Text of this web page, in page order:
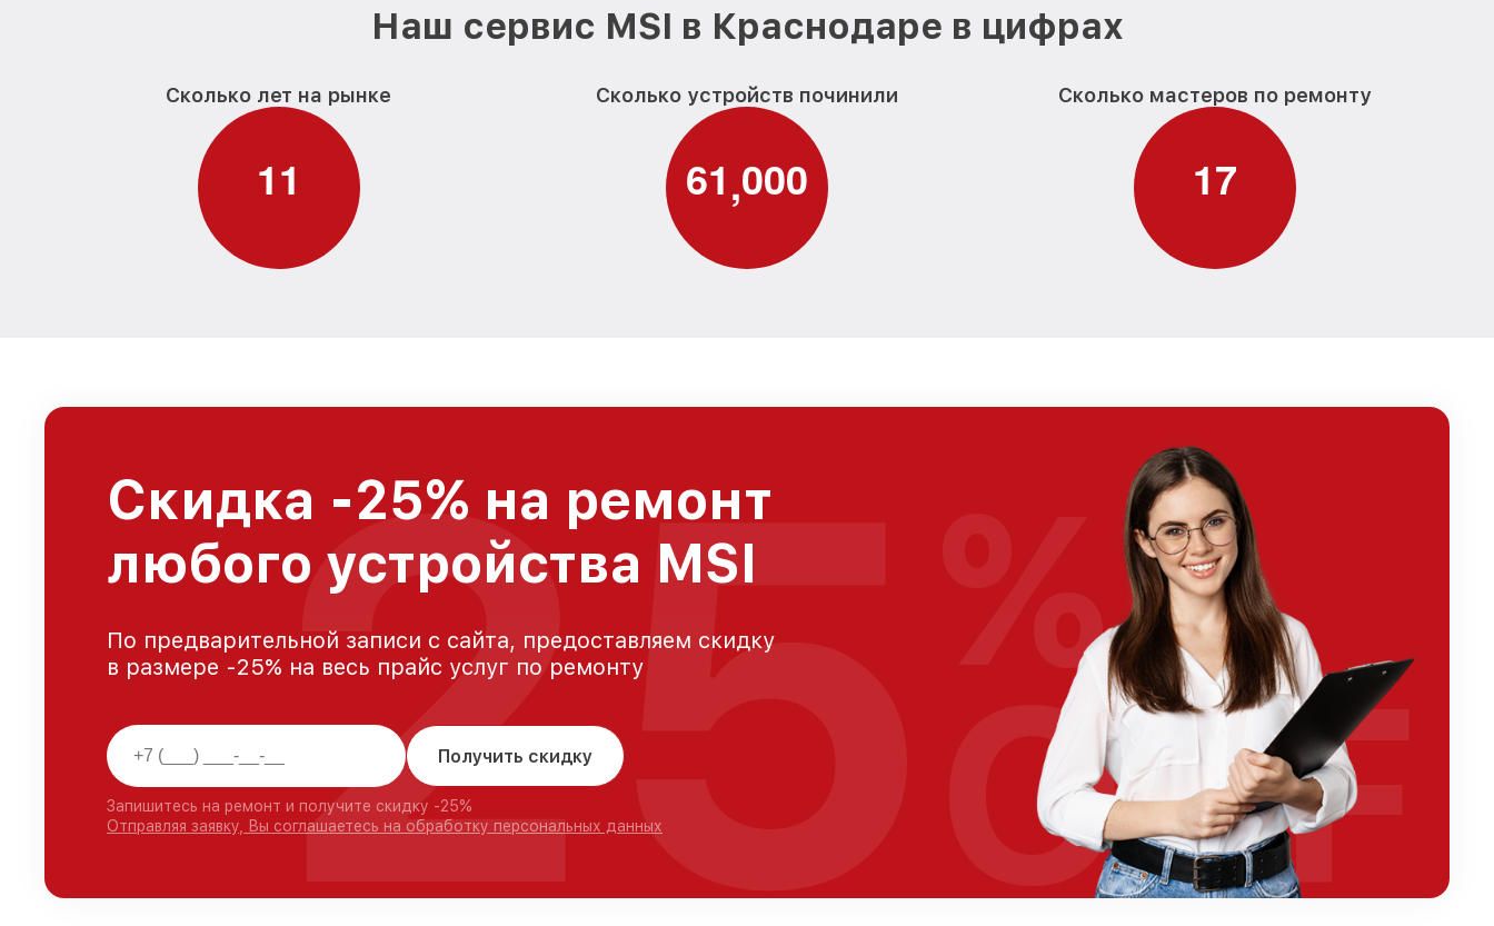
Наш сервис MSI в Краснодаре в цифрах
Сколько лет на рынке
11
Сколько устройств починили
61,000
Сколько мастеров по ремонту
17
Скидка -25% на ремонт
любого устройства MSI
По предварительной записи с сайта, предоставляем скидку
в размере -25% на весь прайс услуг по ремонту
Получить скидку
Запишитесь на ремонт и получите скидку -25%
Отправляя заявку, Вы соглашаетесь на обработку персональных данных
25 %
OFF